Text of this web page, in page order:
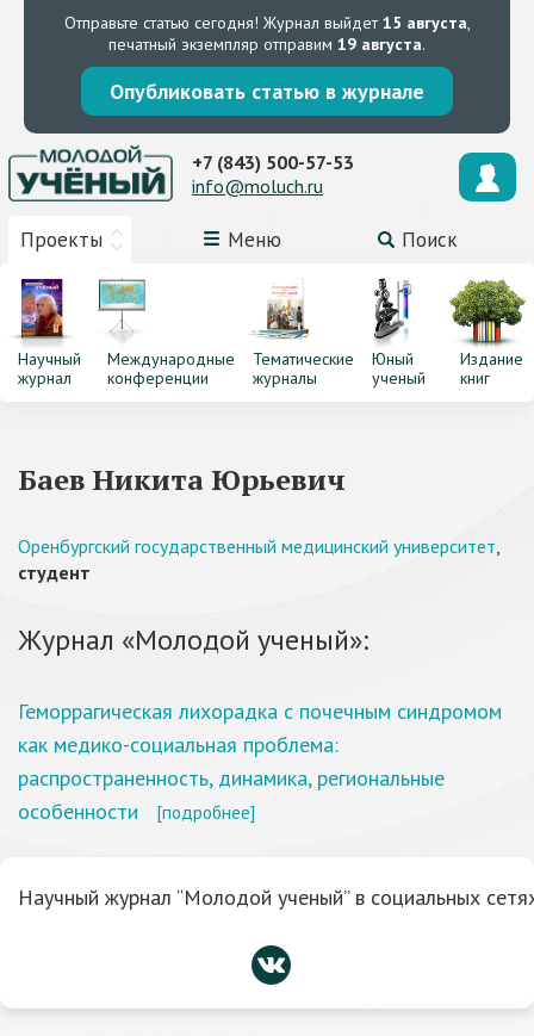
Отправьте статью сегодня! Журнал выйдет15 августа,
печатный экземпляр отправим 19 августа.
Опубликовать статью в журнале
Проекты Меню Поиск
+7 (843) 500-57-53
info@moluch.ru
Научный
журнал
Международные
конференции
Тематические
журналы
Юный
ученый
Издание
книг
Баев Никита Юрьевич
Оренбургский государственный медицинский университет,
студент
Журнал «Молодой ученый»:
Геморрагическая лихорадка с почечным синдромом
как медико-социальная проблема:
распространенность, динамика, региональные
особенности
[подробнее]
Научный журнал “Молодой ученый” в социальных